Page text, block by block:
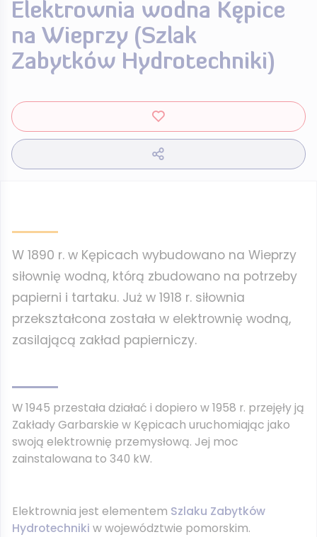
Elektrownia wodna Kępice
na Wieprzy (Szlak
Zabytków Hydrotechniki)
W 1890 r. w Kępicach wybudowano na Wieprzy
siłownię wodną, którą zbudowano na potrzeby
papierni i tartaku. Już w 1918 r. siłownia
przekształcona została w elektrownię wodną,
zasilającą zakład papierniczy.
W 1945 przestała działać i dopiero w 1958 r. przejęły ją
Zakłady Garbarskie w Kępicach uruchomiając jako
swoją elektrownię przemysłową. Jej moc
zainstalowana to 340 kW.
Elektrownia jest elementem Szlaku Zabytków
Hydrotechniki w województwie pomorskim.